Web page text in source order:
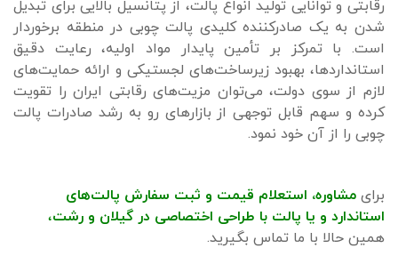
رقابتی و توانایی تولید انواع پالت، از پتانسیل بالایی برای تبدیل
شدن به یک صادرکننده کلیدی پالت چوبی در منطقه برخوردار
است. با تمرکز بر تأمین پایدار مواد اولیه، رعایت دقیق
استانداردها، بهبود زیرساخت‌های لجستیکی و ارائه حمایت‌های
لازم از سوی دولت، می‌توان مزیت‌های رقابتی ایران را تقویت
کرده و سهم قابل توجهی از بازارهای رو به رشد صادرات پالت
چوبی را از آن خود نمود.
برای مشاوره، استعلام قیمت و ثبت سفارش پالت‌های
استاندارد و یا پالت با طراحی اختصاصی در گیلان و رشت،
همین حالا با ما تماس بگیرید.